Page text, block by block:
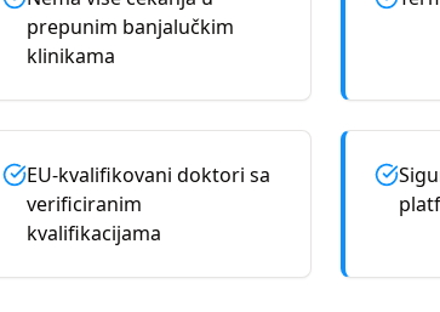
prepunim banjalučkim
klinikama
EU-kvalifikovani doktori sa
verificiranim
kvalifikacijama